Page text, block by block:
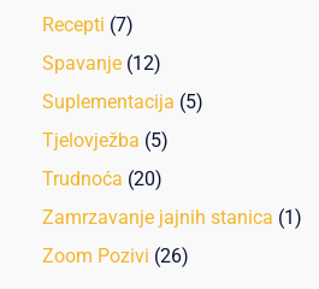
Recepti (7)
Spavanje (12)
Suplementacija (5)
Tjelovježba (5)
Trudnoća (20)
Zamrzavanje jajnih stanica (1)
Zoom Pozivi (26)